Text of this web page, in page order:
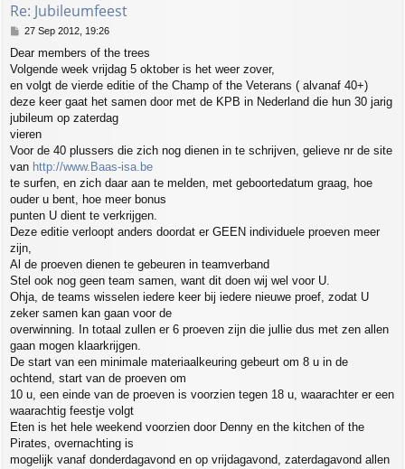
Re: Jubileumfeest
P
s
t
27 Sep 2012, 19:26
Dear members of the trees
Volgende week vrijdag 5 oktober is het weer zover,
en volgt de vierde editie of the Champ of the Veterans ( alvanaf 40+)
deze keer gaat het samen door met de KPB in Nederland die hun 30 jarig
jubileum op zaterdag
vieren
Voor de 40 plussers die zich nog dienen in te schrijven, gelieve nr de site
van http://www.Baas-isa.be
te surfen, en zich daar aan te melden, met geboortedatum graag, hoe
ouder u bent, hoe meer bonus
punten U dient te verkrijgen.
Deze editie verloopt anders doordat er GEEN individuele proeven meer
zijn,
Al de proeven dienen te gebeuren in teamverband
Stel ook nog geen team samen, want dit doen wij wel voor U.
Ohja, de teams wisselen iedere keer bij iedere nieuwe proef, zodat U
zeker samen kan gaan voor de
overwinning. In totaal zullen er 6 proeven zijn die jullie dus met zen allen
gaan mogen klaarkrijgen.
De start van een minimale materiaalkeuring gebeurt om 8 u in de
ochtend, start van de proeven om
10 u, een einde van de proeven is voorzien tegen 18 u, waarachter er een
waarachtig feestje volgt
Eten is het hele weekend voorzien door Denny en the kitchen of the
Pirates, overnachting is
mogelijk vanaf donderdagavond en op vrijdagavond, zaterdagavond allen